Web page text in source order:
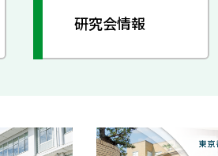
研究会情報